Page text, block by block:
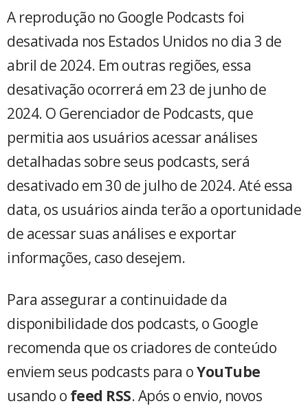
A reprodução no Google Podcasts foi
desativada nos Estados Unidos no dia 3 de
abril de 2024. Em outras regiões, essa
desativação ocorrerá em 23 de junho de
2024. O Gerenciador de Podcasts, que
permitia aos usuários acessar análises
detalhadas sobre seus podcasts, será
desativado em 30 de julho de 2024. Até essa
data, os usuários ainda terão a oportunidade
de acessar suas análises e exportar
informações, caso desejem.
Para assegurar a continuidade da
disponibilidade dos podcasts, o Google
recomenda que os criadores de conteúdo
enviem seus podcasts para oYouTube
usando o feed RSS. Após o envio, novos